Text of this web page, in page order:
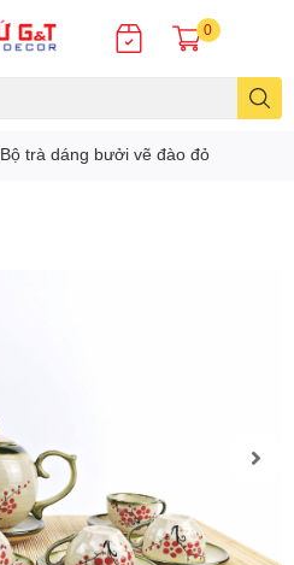
0
Bộ trà dáng bưởi vẽ đào đỏ